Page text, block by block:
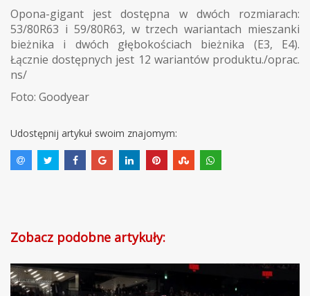
Opona-gigant jest dostępna w dwóch rozmiarach:
53/80R63 i 59/80R63, w trzech wariantach mieszanki
bieżnika i dwóch głębokościach bieżnika (E3, E4).
Łącznie dostępnych jest 12 wariantów produktu./oprac.
ns/
Foto: Goodyear
Udostępnij artykuł swoim znajomym:
Zobacz podobne artykuły: